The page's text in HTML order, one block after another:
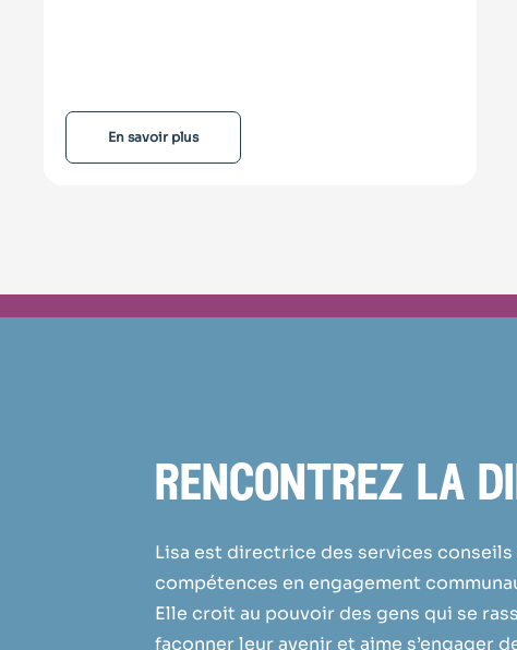
En savoir plus
rencontrez la
Lisa est directrice des services conseils
compétences en engagement
Elle croit au pouvoir des gens qui se
façonner leur avenir et aime s’engager